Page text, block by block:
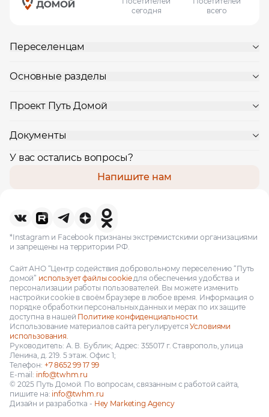
сегодня
всего
Переселенцам
Основные разделы
Проект Путь Домой
Документы
У вас остались вопросы?
Напишите нам
*Instagram и Facebook признаны экстремистскими организациями
и запрещены на территории РФ.
Сайт АНО “Центр содействия добровольному переселению “Путь
домой” использует файлы cookieдля обеспечения удобства и
персонализации работы пользователей. Вы можете изменить
настройки cookie в своём браузере в любое время. Информация о
порядке обработки персональных данных и мерах по их защите
доступна в нашей Политике конфиденциальности.
Использование материалов сайта регулируетсяУсловиями
использования.
Руководитель: А. В. Бублик; Адрес: 355017 г. Ставрополь, улица
Ленина, д. 219. 5 этаж. Офис 1;
Телефон: +7 8652 99 17 99
E-mail: info@twhm.ru
© 2025 Путь Домой. По вопросам, связанным с работой сайта,
пишите на: info@twhm.ru
Дизайн и разработка - Hey Marketing Agency